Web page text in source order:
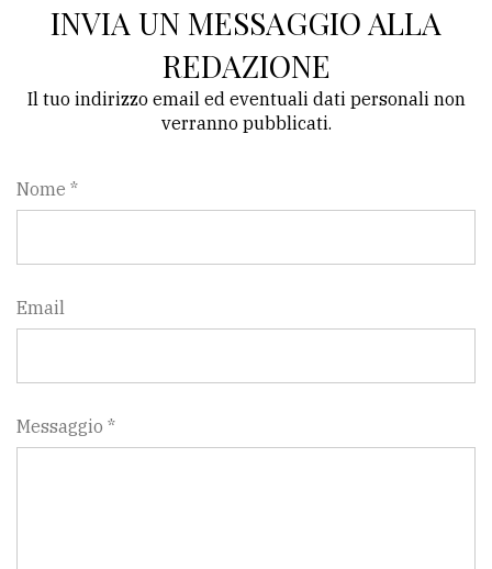
INVIA UN MESSAGGIO ALLA
REDAZIONE
Il tuo indirizzo email ed eventuali dati personali non
verranno pubblicati.
Nome *
Email
Messaggio *